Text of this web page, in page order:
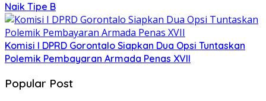
Naik Tipe B
Komisi I DPRD Gorontalo Siapkan Dua Opsi Tuntaskan
Polemik Pembayaran Armada Penas XVII
Popular Post